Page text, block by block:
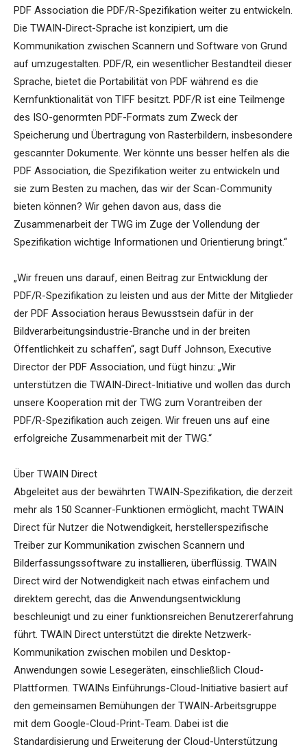
PDF Association die PDF/R-Spezifikation weiter zu entwickeln.
Die TWAIN-Direct-Sprache ist konzipiert, um die
Kommunikation zwischen Scannern und Software von Grund
auf umzugestalten. PDF/R, ein wesentlicher Bestandteil dieser
Sprache, bietet die Portabilität von PDF während es die
Kernfunktionalität von TIFF besitzt. PDF/R ist eine Teilmenge
des ISO-genormten PDF-Formats zum Zweck der
Speicherung und Übertragung von Rasterbildern, insbesondere
gescannter Dokumente. Wer könnte uns besser helfen als die
PDF Association, die Spezifikation weiter zu entwickeln und
sie zum Besten zu machen, das wir der Scan-Community
bieten können? Wir gehen davon aus, dass die
Zusammenarbeit der TWG im Zuge der Vollendung der
Spezifikation wichtige Informationen und Orientierung bringt.“
„Wir freuen uns darauf, einen Beitrag zur Entwicklung der
PDF/R-Spezifikation zu leisten und aus der Mitte der Mitglieder
der PDF Association heraus Bewusstsein dafür in der
Bildverarbeitungsindustrie-Branche und in der breiten
Öffentlichkeit zu schaffen“, sagt Duff Johnson, Executive
Director der PDF Association, und fügt hinzu: „Wir
unterstützen die TWAIN-Direct-Initiative und wollen das durch
unsere Kooperation mit der TWG zum Vorantreiben der
PDF/R-Spezifikation auch zeigen. Wir freuen uns auf eine
erfolgreiche Zusammenarbeit mit der TWG.“
Über TWAIN Direct
Abgeleitet aus der bewährten TWAIN-Spezifikation, die derzeit
mehr als 150 Scanner-Funktionen ermöglicht, macht TWAIN
Direct für Nutzer die Notwendigkeit, herstellerspezifische
Treiber zur Kommunikation zwischen Scannern und
Bilderfassungssoftware zu installieren, überflüssig. TWAIN
Direct wird der Notwendigkeit nach etwas einfachem und
direktem gerecht, das die Anwendungsentwicklung
beschleunigt und zu einer funktionsreichen Benutzererfahrung
führt. TWAIN Direct unterstützt die direkte Netzwerk-
Kommunikation zwischen mobilen und Desktop-
Anwendungen sowie Lesegeräten, einschließlich Cloud-
Plattformen. TWAINs Einführungs-Cloud-Initiative basiert auf
den gemeinsamen Bemühungen der TWAIN-Arbeitsgruppe
mit dem Google-Cloud-Print-Team. Dabei ist die
Standardisierung und Erweiterung der Cloud-Unterstützung